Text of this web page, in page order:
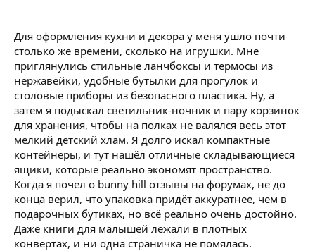
Для оформления кухни и декора у меня ушло почти
столько же времени, сколько на игрушки. Мне
приглянулись стильные ланчбоксы и термосы из
нержавейки, удобные бутылки для прогулок и
столовые приборы из безопасного пластика. Ну, а
затем я подыскал светильник-ночник и пару корзинок
для хранения, чтобы на полках не валялся весь этот
мелкий детский хлам. Я долго искал компактные
контейнеры, и тут нашёл отличные складывающиеся
ящики, которые реально экономят пространство.
Когда я почел о bunny hill отзывы на форумах, не до
конца верил, что упаковка придёт аккуратнее, чем в
подарочных бутиках, но всё реально очень достойно.
Даже книги для малышей лежали в плотных
конвертах, и ни одна страничка не помялась.